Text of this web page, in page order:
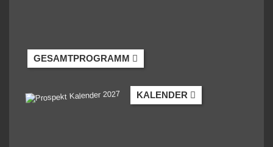
GESAMTPROGRAMM
KALENDER